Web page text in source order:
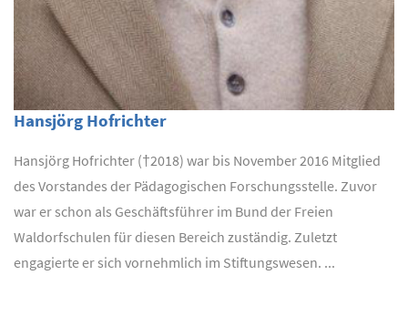
Hansjörg Hofrichter
Hansjörg Hofrichter (†2018) war bis November 2016 Mitglied
des Vorstandes der Pädagogischen Forschungsstelle. Zuvor
war er schon als Geschäftsführer im Bund der Freien
Waldorfschulen für diesen Bereich zuständig. Zuletzt
engagierte er sich vornehmlich im Stiftungswesen. ...